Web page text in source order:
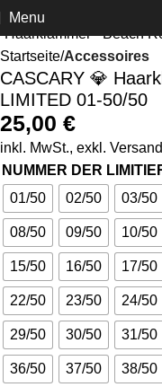
Menu
Startseite Accessoires
CASCARY 💎
LIMITED 01-50/50
25,00 €
inkl. MwSt., exkl.
NUMMER DER
01/50
02/50 03/50
08/50 09/50 10/50
15/50 16/50 17/50
22/50 23/50 24/50
29/50 30/50 31/50
36/50 37/50 38/50